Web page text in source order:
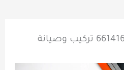
فني مداخن الكويت 66141669 تركيب وصيانة